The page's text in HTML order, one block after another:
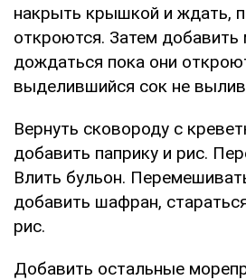
накрыть крышкой и ждать,
откроются. Затем
дождаться пока они
выделившийся сок не
Вернуть сковороду с
добавить паприку и рис.
Влить бульон.
добавить шафран,
рис.
Добавить остальные